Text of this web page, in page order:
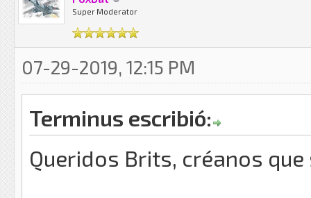
Super Moderator
07-29-2019, 12:15 PM
Terminus escribió:
Queridos Brits, créanos